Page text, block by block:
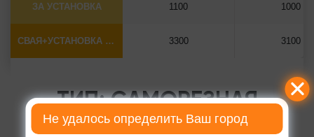
ЗА УСТАНОВКА
СВАЯ+УСТАНОВКА (БЕЗ ОГОЛОВКА)
1100
3300
1000
3100
ТИП: САМОРЕЗНАЯ
Не удалось определить Ваш город